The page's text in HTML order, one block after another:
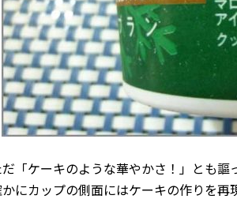
だ「ケーキのような華やかさ！」とも謳
にカップの側面にはケーキの作りを再